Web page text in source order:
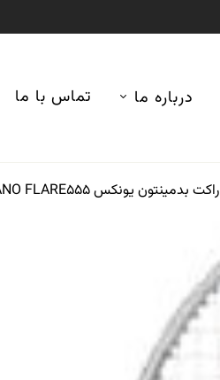
درباره ما تماس با ما
راکت بدمینتون یونکس NANO FLARE555